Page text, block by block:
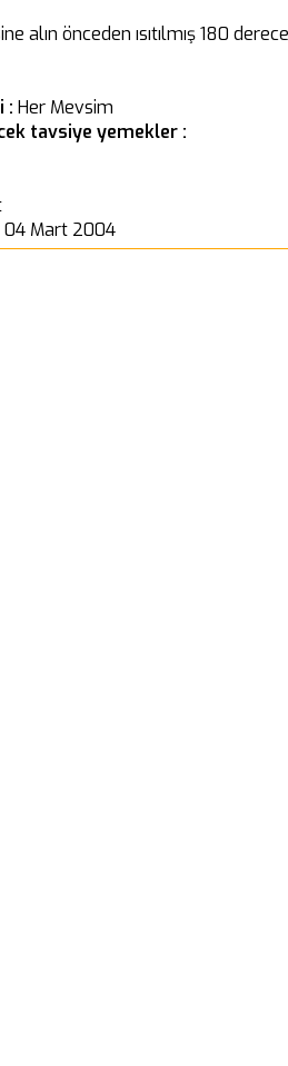
alın önceden ısıtılmış 180
: Her Mevsim
tavsiye yemekler :
04 Mart 2004